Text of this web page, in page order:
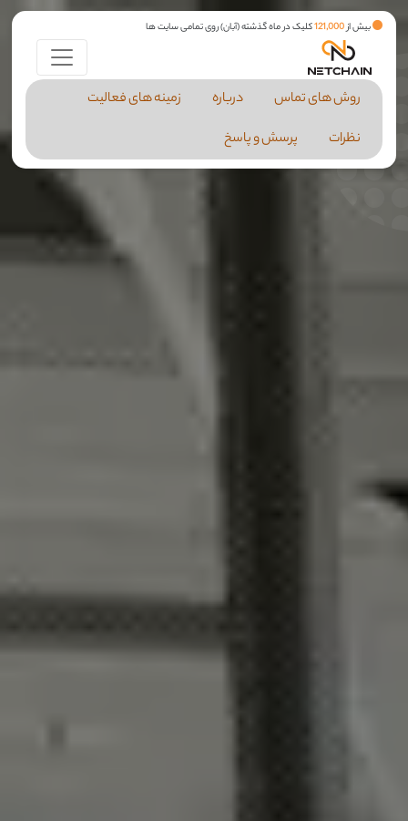
بیش از121,000کلیک در ماه گذشته (آبان) روی تمامی سایت ها
روش های تماس درباره
زمینه های فعالیت
نظرات
پرسش و پاسخ